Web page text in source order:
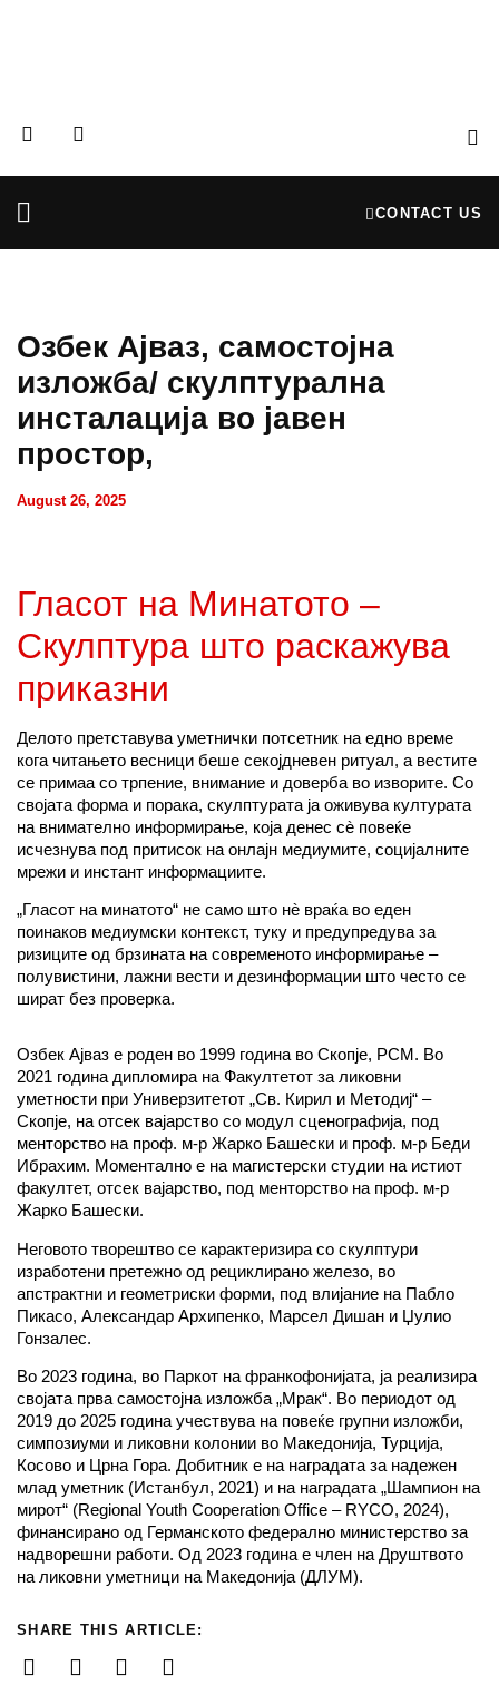
CONTACT US
Озбек Ајваз, самостојна
изложба/ скулптурална
инсталација во јавен
простор,
August 26, 2025
Гласот на Минатото –
Скулптура што раскажува
приказни
Делото претставува уметнички потсетник на едно време
кога читањето весници беше секојдневен ритуал, а вестите
се примаа со трпение, внимание и доверба во изворите. Со
својата форма и порака, скулптурата ја оживува културата
на внимателно информирање, која денес сè повеќе
исчезнува под притисок на онлајн медиумите, социјалните
мрежи и инстант информациите.
„Гласот на минатото“ не само што нè враќа во еден
поинаков медиумски контекст, туку и предупредува за
ризиците од брзината на современото информирање –
полувистини, лажни вести и дезинформации што често се
шират без проверка.
Озбек Ајваз е роден во 1999 година во Скопје, РСМ. Во
2021 година дипломира на Факултетот за ликовни
уметности при Универзитетот „Св. Кирил и Методиј“ –
Скопје, на отсек вајарство со модул сценографија, под
менторство на проф. м-р Жарко Башески и проф. м-р Беди
Ибрахим. Моментално е на магистерски студии на истиот
факултет, отсек вајарство, под менторство на проф. м-р
Жарко Башески.
Неговото творештво се карактеризира со скулптури
изработени претежно од рециклирано железо, во
апстрактни и геометриски форми, под влијание на Пабло
Пикасо, Александар Архипенко, Марсел Дишан и Џулио
Гонзалес.
Во 2023 година, во Паркот на франкофонијата, ја реализира
својата прва самостојна изложба „Мрак“. Во периодот од
2019 до 2025 година учествува на повеќе групни изложби,
симпозиуми и ликовни колонии во Македонија, Турција,
Косово и Црна Гора. Добитник е на наградата за надежен
млад уметник (Истанбул, 2021) и на наградата „Шампион на
мирот“ (Regional Youth Cooperation Office – RYCO, 2024),
финансирано од Германското федерално министерство за
надворешни работи. Од 2023 година е член на Друштвото
на ликовни уметници на Македонија (ДЛУМ).
SHARE THIS ARTICLE: